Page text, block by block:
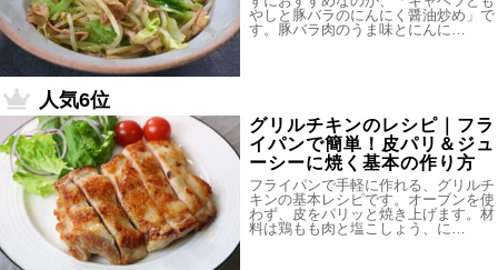
やしと豚バラのにんにく醤油炒め」で
す。豚バラ肉のうま味とにんに…
人気6位
グリルチキンのレシピ｜フラ
イパンで簡単！皮パリ＆ジュ
ーシーに焼く基本の作り方
フライパンで手軽に作れる、グリルチ
キンの基本レシピです。オーブンを使
わず、皮をパリッと焼き上げます。材
料は鶏もも肉と塩こしょう、に…